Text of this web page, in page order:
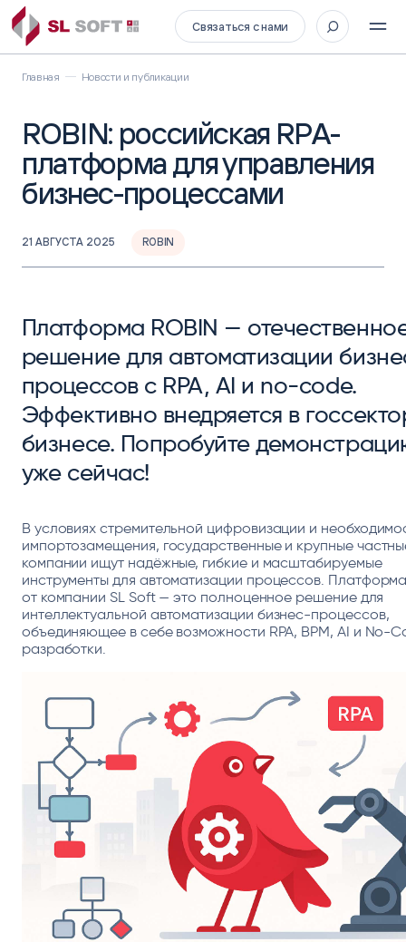
Связаться с нами
Главная Новости и публикации
ROBIN: российская RPA-
платформа для управления
бизнес-процессами
21 АВГУСТА 2025 ROBIN
Платформа ROBIN —
решение для автоматизации
процессов с RPA, AI и no-code.
Эффективно внедряется в
бизнесе. Попробуйте
уже сейчас!
В условиях стремительной цифровизации и
импортозамещения, государственные и крупные
компании ищут надёжные, гибкие и масштабируемые
инструменты для автоматизации процессов.
от компании SL Soft — это полноценное решение для
интеллектуальной автоматизации бизнес-процессов,
объединяющее в себе возможности RPA, BPM, AI и No-
разработки.